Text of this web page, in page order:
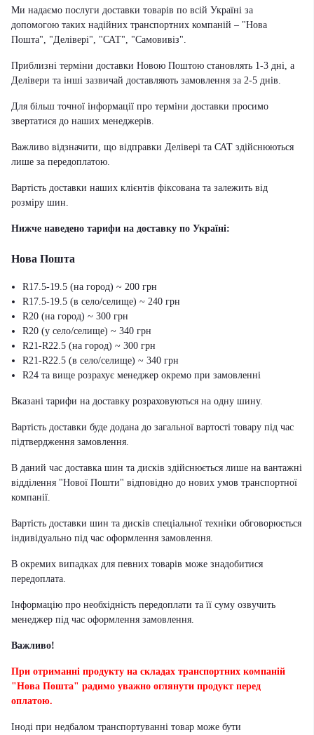
Ми надаємо послуги доставки товарів по всій Україні за
допомогою таких надійних транспортних компаній – "Нова
Пошта", "Делівері", "САТ", "Самовивіз".
Приблизні терміни доставки Новою Поштою становлять 1-3 дні, а
Делівери та інші зазвичай доставляють замовлення за 2-5 днів.
Для більш точної інформації про терміни доставки просимо
звертатися до наших менеджерів.
Важливо відзначити, що відправки Делівері та САТ здійснюються
лише за передоплатою.
Вартість доставки наших клієнтів фіксована та залежить від
розміру шин.
Нижче наведено тарифи на доставку по Україні:
Нова Пошта
R17.5-19.5 (на город) ~ 200 грн
R17.5-19.5 (в село/селище) ~ 240 грн
R20 (на город) ~ 300 грн
R20 (у село/селище) ~ 340 грн
R21-R22.5 (на город) ~ 300 грн
R21-R22.5 (в село/селище) ~ 340 грн
R24 та вище розрахує менеджер окремо при замовленні
Вказані тарифи на доставку розраховуються на одну шину.
Вартість доставки буде додана до загальної вартості товару під час
підтвердження замовлення.
В даний час доставка шин та дисків здійснюється лише на вантажні
відділення "Нової Пошти" відповідно до нових умов транспортної
компанії.
Вартість доставки шин та дисків спеціальної техніки обговорюється
індивідуально під час оформлення замовлення.
В окремих випадках для певних товарів може знадобитися
передоплата.
Інформацію про необхідність передоплати та її суму озвучить
менеджер під час оформлення замовлення.
Важливо!
При отриманні продукту на складах транспортних компаній
"Нова Пошта" радимо уважно оглянути продукт перед
оплатою.
Іноді при недбалом транспортуванні товар може бути